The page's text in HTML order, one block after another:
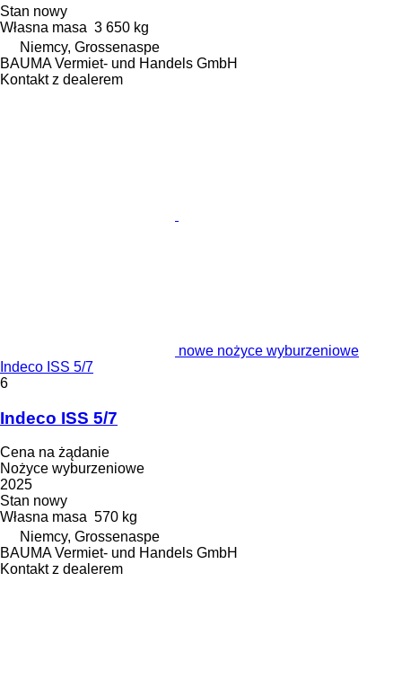
Stan nowy
Własna masa 3 650 kg
Niemcy, Grossenaspe
BAUMA Vermiet- und Handels GmbH
Kontakt z dealerem
nowe nożyce wyburzeniowe
Indeco ISS 5/7
6
Indeco ISS 5/7
Cena na żądanie
Nożyce wyburzeniowe
2025
Stan nowy
Własna masa 570 kg
Niemcy, Grossenaspe
BAUMA Vermiet- und Handels GmbH
Kontakt z dealerem